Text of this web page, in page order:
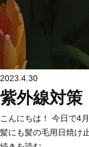
2023.4.30
紫外線対策
こんにちは！ 今日で4
髪にも髪の毛用日焼け